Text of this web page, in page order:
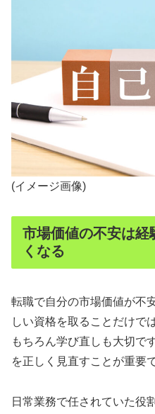
(イメージ画像)
市場価値の不安は経
くなる
転職で自分の市場価値が不
しい資格を取ることだけで
もちろん学び直しも大切で
を正しく見直すことが重要
日常業務で任されていた役